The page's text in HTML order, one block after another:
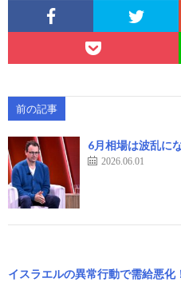
前の記事
6月相場は波乱に
2026.06.01
イスラエルの異常行動で需給悪化